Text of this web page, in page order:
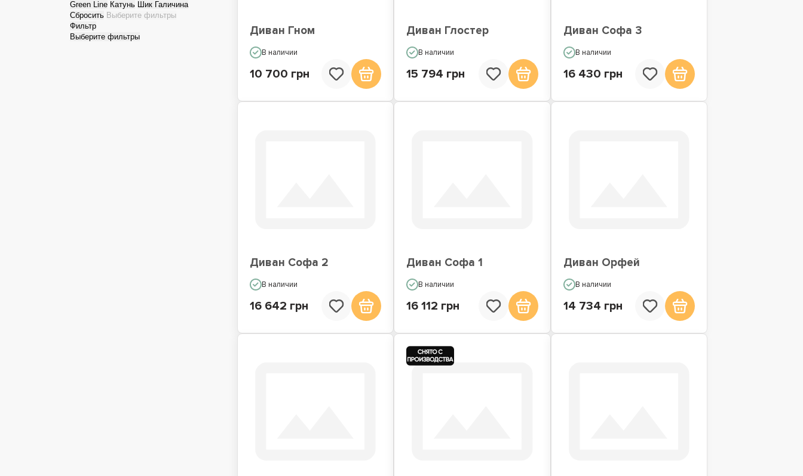
Green Line Катунь Шик Галичина
Сбросить Выберите фильтры
Фильтр
Выберите фильтры
Диван Гном
В наличии
10 700 грн
Диван Глостер
В наличии
15 794 грн
Диван Софа 3
В наличии
16 430 грн
Диван Софа 2
В наличии
16 642 грн
Диван Софа 1
В наличии
16 112 грн
Диван Орфей
В наличии
14 734 грн